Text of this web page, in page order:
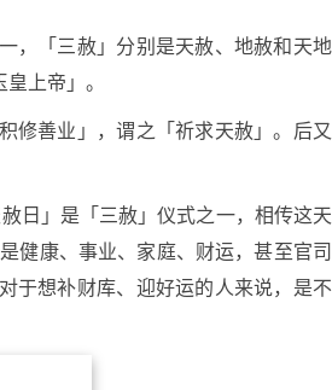
，「三赦」分别是天赦、地赦和天地
上帝」。
修善业」，谓之「祈求天赦」。后又
日」是「三赦」仪式之一，相传这天
健康、事业、家庭、财运，甚至官司
于想补财库、迎好运的人来说，是不